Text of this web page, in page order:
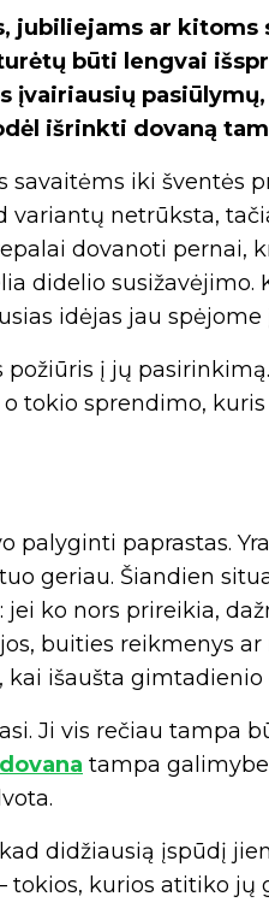
ar kitoms
būti lengvai
įvairiausių
išrinkti dovaną
iki šventės
netrūksta,
dovanoti pernai,
didelio susižavėjimo.
idėjas jau
į jų
tokio sprendimo,
palyginti paprastas.
geriau. Šiandien
ko nors prireikia,
buities reikmenys
išaušta gimtadienio
Ji vis rečiau tampa
dovana tampa
didžiausią įspūdį
tokios, kurios atitiko jų